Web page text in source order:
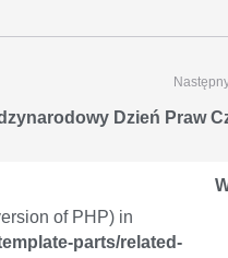
Dzień Praw
of PHP) in
parts/related-